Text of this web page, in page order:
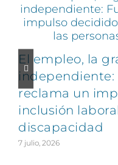
El empleo, la
independiente:
reclama un
inclusión
discapacidad
7 julio, 2026